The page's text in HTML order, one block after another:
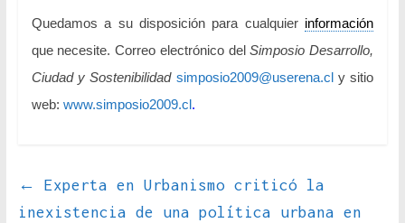
Quedamos a su disposición para cualquier información
que necesite. Correo electrónico delSimposio Desarrollo,
Ciudad y Sostenibilidad simposio2009@userena.cl y sitio
web: www.simposio2009.cl .
←
Experta en Urbanismo criticó la
inexistencia de una política urbana en